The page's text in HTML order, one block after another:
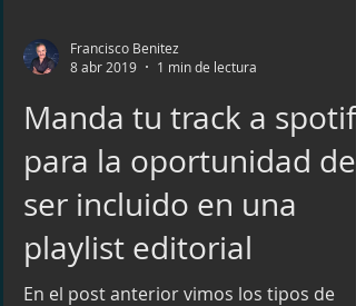
Francisco Benitez
8 abr 2019
1 min de lectura
Manda tu track a spotify
para la oportunidad de
ser incluido en una